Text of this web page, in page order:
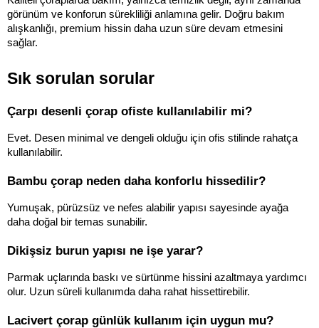
görünüm ve konforun sürekliliği anlamına gelir. Doğru bakım
alışkanlığı, premium hissin daha uzun süre devam etmesini
sağlar.
Sık sorulan sorular
Çarpı desenli çorap ofiste kullanılabilir mi?
Evet. Desen minimal ve dengeli olduğu için ofis stilinde rahatça
kullanılabilir.
Bambu çorap neden daha konforlu hissedilir?
Yumuşak, pürüzsüz ve nefes alabilir yapısı sayesinde ayağa
daha doğal bir temas sunabilir.
Dikişsiz burun yapısı ne işe yarar?
Parmak uçlarında baskı ve sürtünme hissini azaltmaya yardımcı
olur. Uzun süreli kullanımda daha rahat hissettirebilir.
Lacivert çorap günlük kullanım için uygun mu?